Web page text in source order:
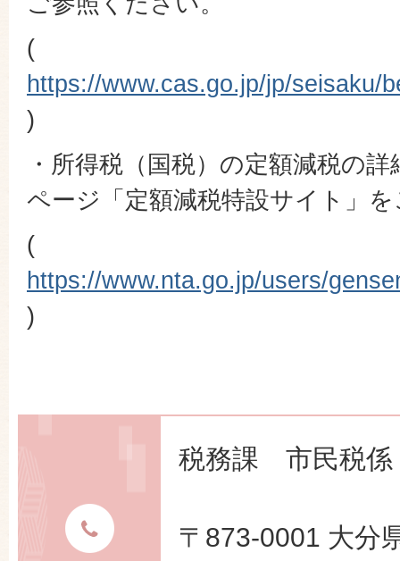
(
https://www.cas.go.jp/jp/seisaku/
)
・所得税（国税）の定額減税の
ページ「定額減税特設サイト」
(
https://www.nta.go.jp/users/
)
税務課 市民税係
〒873-0001 大分